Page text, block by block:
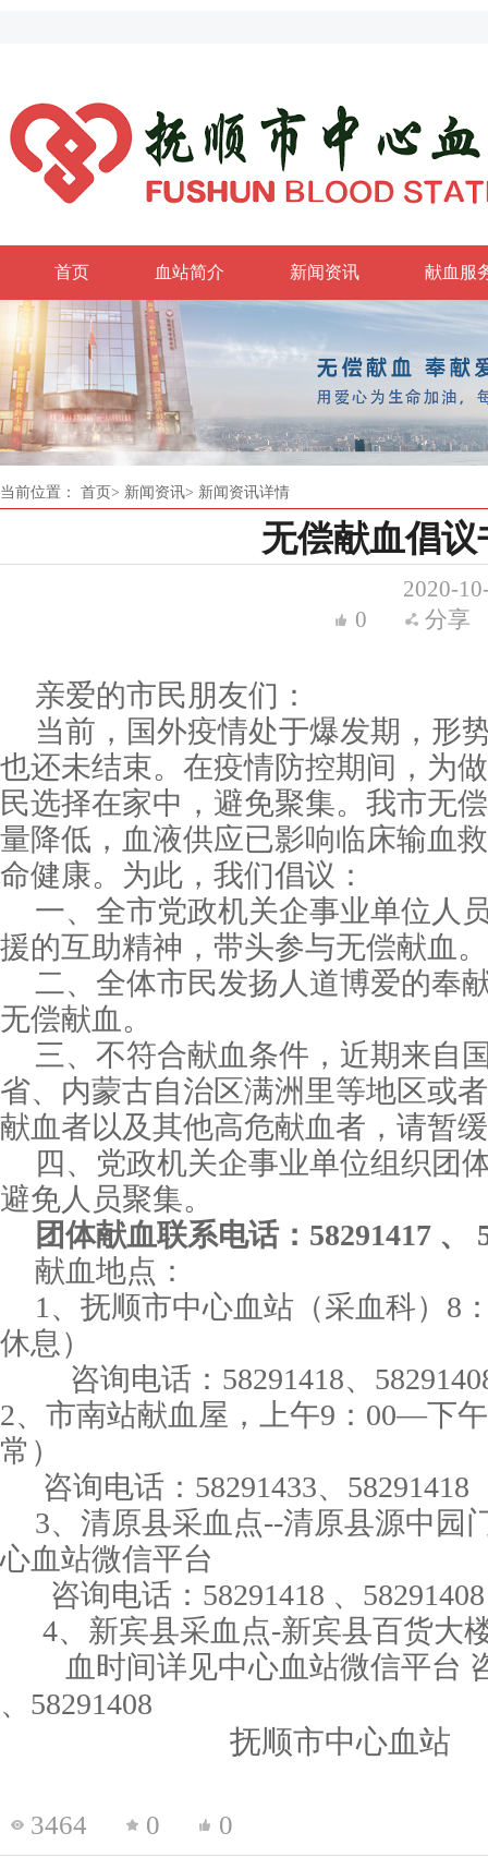
首页 血站简介 新闻资讯 献血服
政务
当前位置： 首页> 新闻资讯> 新闻资讯详情
无偿献血倡议
2020-
0
分享
亲爱的市民朋友们：
当前，国外疫情处于爆发期，形
也还未结束。在疫情防控期间，为
民选择在家中，避免聚集。我市无
量降低，血液供应已影响临床输血
命健康。为此，我们倡议：
一、全市党政机关企事业单位人
援的互助精神，带头参与无偿献血。
二、全体市民发扬人道博爱的奉
无偿献血。
三、不符合献血条件，近期来自
省、内蒙古自治区满洲里等地区或
献血者以及其他高危献血者，请暂
四、党政机关企事业单位组织团
避免人员聚集。
团体献血联系电话： 58291417 、
献血地点：
1、 抚顺市中心血站（采血科） 8
休息）
咨询电话： 58291418、
2、市南站献血屋， 上午9：00—下
常）
咨询电话：58291433、58291418
3、清原县采血点--清原县源中园
心血站微信平台
咨询电话：58291418 、58291408
4、新宾县采血点-新宾县百货大
血时间详见中心血站微信平台
、 58291408
抚顺市中心血站
3464 0 0